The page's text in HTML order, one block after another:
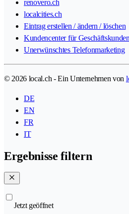
renovero.ch
localcities.ch
Eintrag erstellen / ändern / löschen
Kundencenter für Geschäftskunden
Unerwünschtes Telefonmarketing
© 2026 local.ch - Ein Unternehmen von
DE
EN
FR
IT
Ergebnisse filtern
Jetzt geöffnet